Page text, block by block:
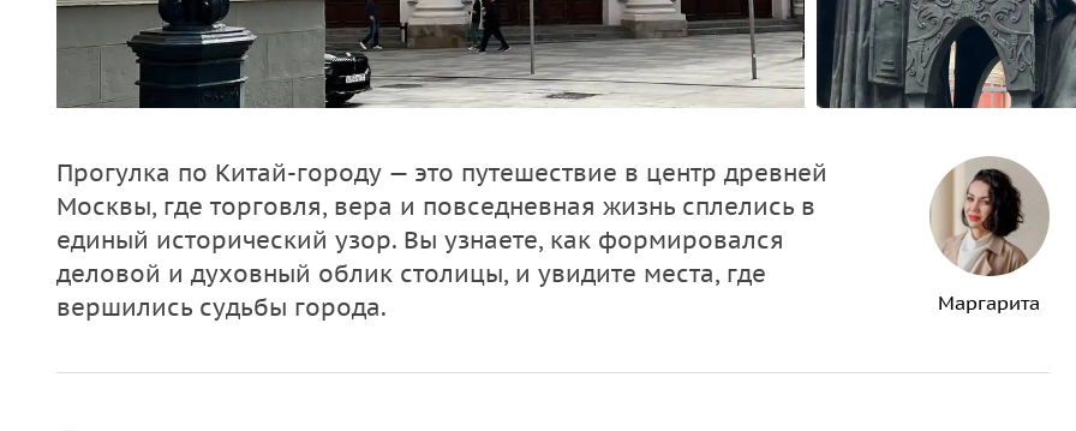
Прогулка по Китай-городу — это путешествие в центр древней
Москвы, где торговля, вера и повседневная жизнь сплелись в
единый исторический узор. Вы узнаете, как формировался
деловой и духовный облик столицы, и увидите места, где
вершились судьбы города.
Маргарита